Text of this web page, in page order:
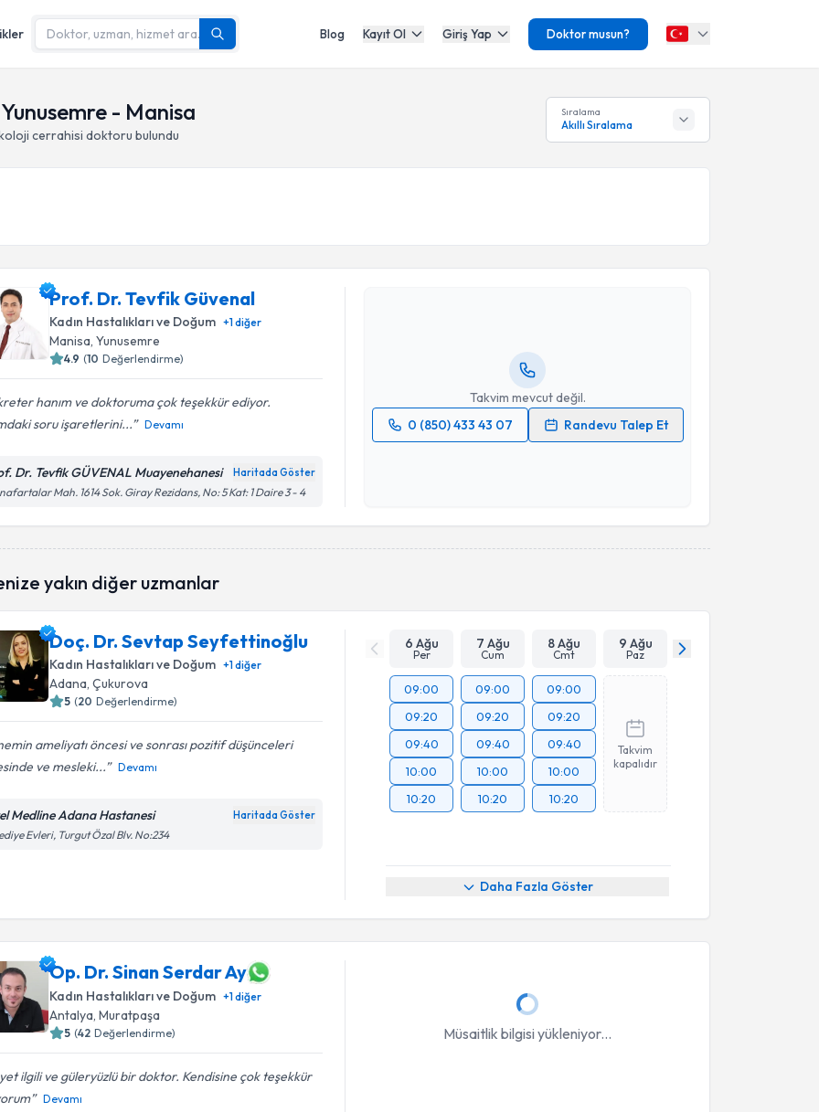
Blog Kayıt Ol Giriş Yap Doktor musun?
- Manisa
cerrahisi doktoru bulundu
Sıralama
Akıllı Sıralama
Prof. Dr. Tevfik Güvenal
Kadın Hastalıkları ve Doğum +1diğer
Manisa,Yunusemre
4.9 (10 Değerlendirme)
hanım ve doktoruma çok teşekkür ediyor.
soru işaretlerini...
Devamı
Dr. Tevfik GÜVENAL Muayenehanesi Haritada Göster
Mah. 1614 Sok. Giray Rezidans, No: 5 Kat: 1 Daire 3 - 4
Takvim mevcut değil.
0 (850) 433 43 07
Randevu Talep Et
Prof. Dr. Tevfik Güvenal
Takvim Talebini Gönder
yakın diğer uzmanlar
Doç. Dr. Sevtap Seyfettinoğlu
Kadın Hastalıkları ve Doğum +1diğer
Adana,Çukurova
5 (20 Değerlendirme)
ameliyatı öncesi ve sonrası pozitif düşünceleri
ve mesleki...
Devamı
Medline Adana Hastanesi Haritada Göster
Evleri, Turgut Özal Blv. No:234
6 Ağu
Per
7 Ağu
Cum
8 Ağu
Cmt
9 Ağu
Paz
09:00
09:20
09:40
10:00
10:20
09:00
09:20
09:40
10:00
10:20
09:00
09:20
09:40
10:00
10:20
Takvim
kapalıdır
Daha Fazla Göster
Op. Dr. Sinan Serdar Ay
Kadın Hastalıkları ve Doğum +1diğer
Antalya ,Muratpaşa
5 (42 Değerlendirme)
ilgili ve güleryüzlü bir doktor. Kendisine çok teşekkür
Devamı
Müsaitlik bilgisi yükleniyor...